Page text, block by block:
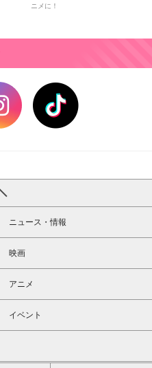
ニメに！
ニュース・情報
映画
アニメ
イベント